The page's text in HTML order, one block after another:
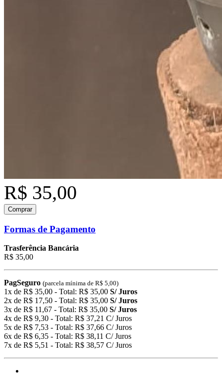
R$ 35,00
Comprar
Formas de Pagamento
Trasferência Bancária
R$ 35,00
PagSeguro (parcela mínima de R$ 5,00)
1x de R$ 35,00 - Total: R$ 35,00 S/ Juros
2x de R$ 17,50 - Total: R$ 35,00 S/ Juros
3x de R$ 11,67 - Total: R$ 35,00 S/ Juros
4x de R$ 9,30 - Total: R$ 37,21 C/ Juros
5x de R$ 7,53 - Total: R$ 37,66 C/ Juros
6x de R$ 6,35 - Total: R$ 38,11 C/ Juros
7x de R$ 5,51 - Total: R$ 38,57 C/ Juros